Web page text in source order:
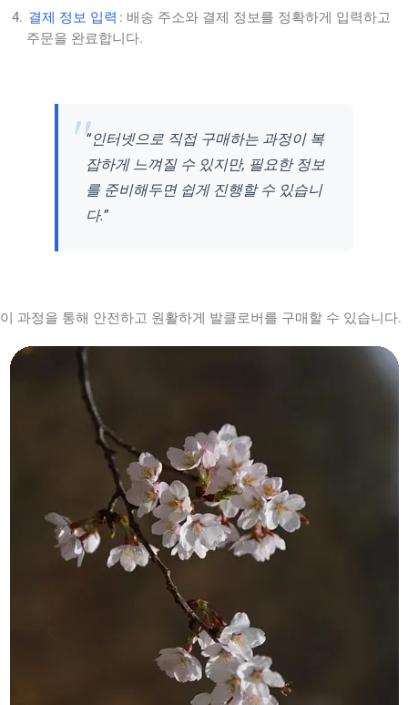
결제 정보 입력 : 배송 주소와 결제 정보를 정확하게 입력하고
주문을 완료합니다.
“인터넷으로 직접 구매하는 과정이 복
잡하게 느껴질 수 있지만, 필요한 정보
를 준비해두면 쉽게 진행할 수 있습니
다.”
이 과정을 통해 안전하고 원활하게 발클로버를 구매할 수 있습니다.